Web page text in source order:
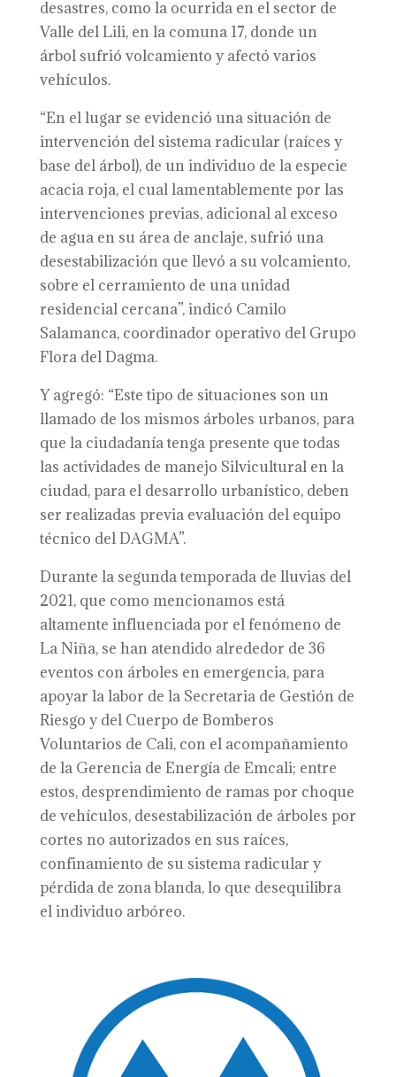
desastres, como la ocurrida en el sector de
Valle del Lili, en la comuna 17, donde un
árbol sufrió volcamiento y afectó varios
vehículos.
“En el lugar se evidenció una situación de
intervención del sistema radicular (raíces y
base del árbol), de un individuo de la especie
acacia roja, el cual lamentablemente por las
intervenciones previas, adicional al exceso
de agua en su área de anclaje, sufrió una
desestabilización que llevó a su volcamiento,
sobre el cerramiento de una unidad
residencial cercana”, indicó Camilo
Salamanca, coordinador operativo del Grupo
Flora del Dagma.
Y agregó: “Este tipo de situaciones son un
llamado de los mismos árboles urbanos, para
que la ciudadanía tenga presente que todas
las actividades de manejo Silvicultural en la
ciudad, para el desarrollo urbanístico, deben
ser realizadas previa evaluación del equipo
técnico del DAGMA”.
Durante la segunda temporada de lluvias del
2021, que como mencionamos está
altamente influenciada por el fenómeno de
La Niña, se han atendido alrededor de 36
eventos con árboles en emergencia, para
apoyar la labor de la Secretaria de Gestión de
Riesgo y del Cuerpo de Bomberos
Voluntarios de Cali, con el acompañamiento
de la Gerencia de Energía de Emcali; entre
estos, desprendimiento de ramas por choque
de vehículos, desestabilización de árboles por
cortes no autorizados en sus raíces,
confinamiento de su sistema radicular y
pérdida de zona blanda, lo que desequilibra
el individuo arbóreo.